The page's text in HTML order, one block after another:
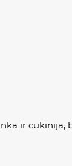
ir cukinija,